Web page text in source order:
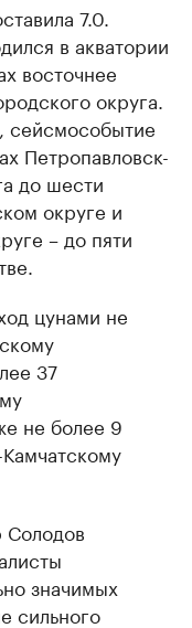
7.0.
в акватории
восточнее
округа.
сейсмособытие
Петропавловск-
до шести
округе и
– до пяти
цунами не
37
не более 9
Солодов
значимых
сильного